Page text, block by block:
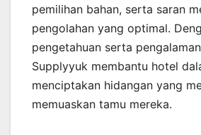
pemilihan bahan, serta saran
pengolahan yang optimal.
pengetahuan serta
Supplyyuk membantu hotel
menciptakan hidangan yang
memuaskan tamu mereka.